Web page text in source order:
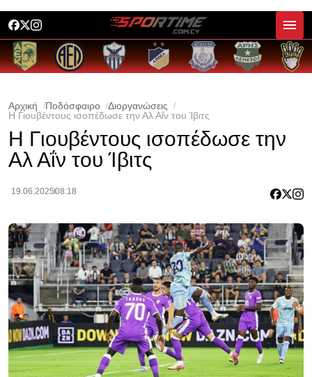
Αρχική Ποδόσφαιρο
Διοργανώσεις
Η Γιουβέντους ισοπέδωσε την Αλ Αΐν του Ίβιτς
Η Γιουβέντους ισοπέδωσε την
Αλ Αΐν του Ίβιτς
19.06.202508:18